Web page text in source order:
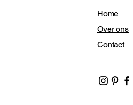
Home
Over ons
Contact